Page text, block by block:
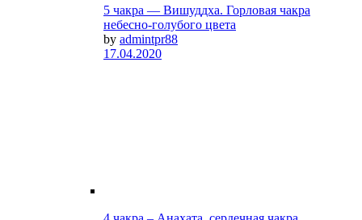
5 чакра — Вишуддха. Горловая чакра
небесно-голубого цвета
by admintpr88
17.04.2020